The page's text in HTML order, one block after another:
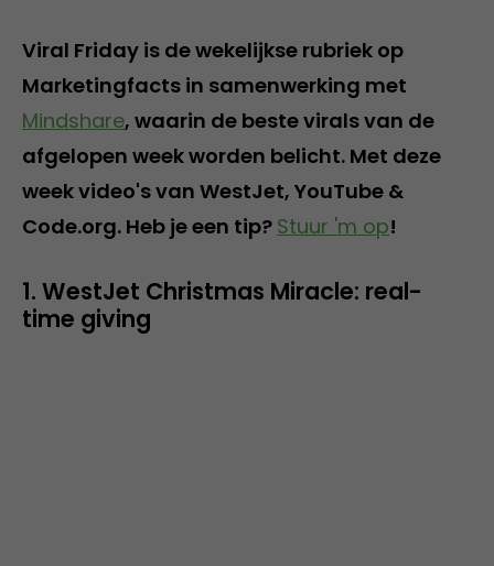
Viral Friday is de wekelijkse rubriek op
Marketingfacts in samenwerking met
Mindshare, waarin de beste virals van de
afgelopen week worden belicht. Met deze
week video's van WestJet, YouTube &
Code.org. Heb je een tip? Stuur 'm op!
1. WestJet Christmas Miracle: real-
time giving